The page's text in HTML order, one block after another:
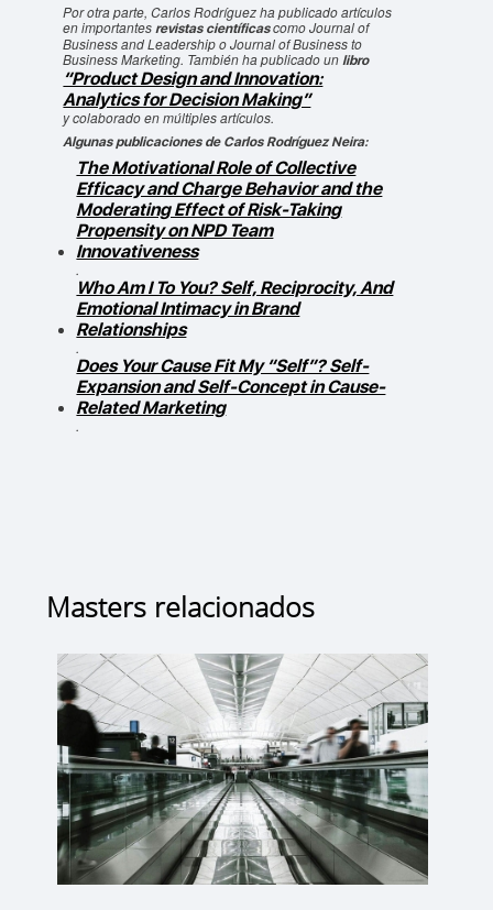
Por otra parte, Carlos Rodríguez ha publicado artículos
en importantes revistas científicascomo Journal of
Business and Leadership o Journal of Business to
Business Marketing. También ha publicado un libro
“Product Design and Innovation:
Analytics for Decision Making”
y colaborado en múltiples artículos.
Algunas publicaciones de Carlos Rodríguez Neira:
The Motivational Role of Collective
Efficacy and Charge Behavior and the
Moderating Effect of Risk-Taking
Propensity on NPD Team
Innovativeness
.
Who Am I To You? Self, Reciprocity, And
Emotional Intimacy in Brand
Relationships
.
Does Your Cause Fit My “Self”? Self-
Expansion and Self-Concept in Cause-
Related Marketing
.
Masters relacionados